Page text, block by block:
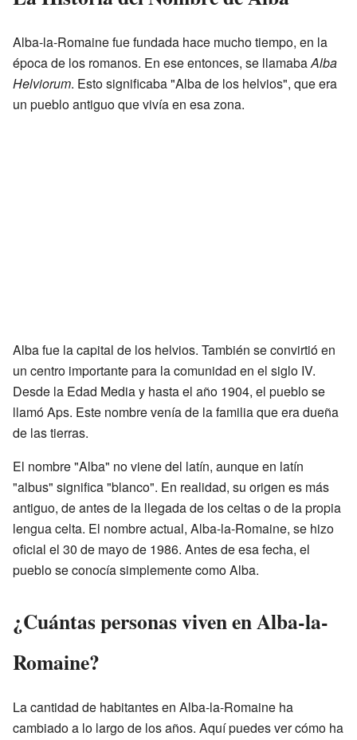
Alba-la-Romaine fue fundada hace mucho tiempo, en la
época de los romanos. En ese entonces, se llamabaAlba
Helviorum. Esto significaba "Alba de los helvios", que era
un pueblo antiguo que vivía en esa zona.
Alba fue la capital de los helvios. También se convirtió en
un centro importante para la comunidad en el siglo IV.
Desde la Edad Media y hasta el año 1904, el pueblo se
llamó Aps. Este nombre venía de la familia que era dueña
de las tierras.
El nombre "Alba" no viene del latín, aunque en latín
"albus" significa "blanco". En realidad, su origen es más
antiguo, de antes de la llegada de los celtas o de la propia
lengua celta. El nombre actual, Alba-la-Romaine, se hizo
oficial el 30 de mayo de 1986. Antes de esa fecha, el
pueblo se conocía simplemente como Alba.
¿Cuántas personas viven en Alba-la-
Romaine?
La cantidad de habitantes en Alba-la-Romaine ha
cambiado a lo largo de los años. Aquí puedes ver cómo ha